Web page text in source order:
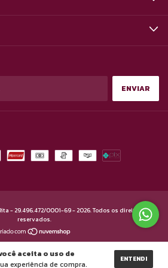
aceita o uso de
experiência de compra.
ENTENDI
- 29.496.472/0001-69 - 2026. Todos os direitos
reservados.